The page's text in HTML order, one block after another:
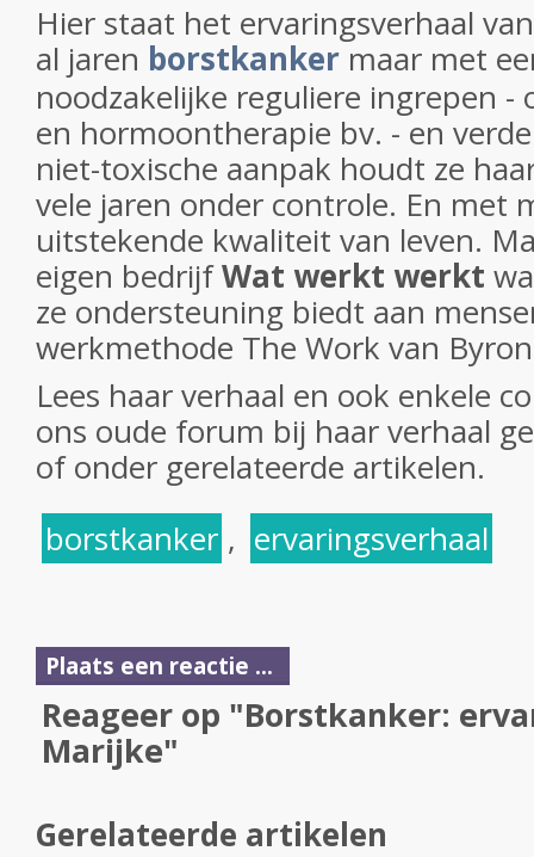
Hier staat het ervaringsverhaal
al jaren borstkanker maar met
noodzakelijke reguliere ingrepen -
en hormoontherapie bv. - en
niet-toxische aanpak houdt ze
vele jaren onder controle. En met
uitstekende kwaliteit van leven.
eigen bedrijfWat werkt werkt
ze ondersteuning biedt aan
werkmethode The Work van
Lees haar verhaal en ook enkele
ons oude forum bij haar verhaal
of onder gerelateerde artikelen.
borstkanker , ervaringsverhaal
Plaats een reactie ...
Reageer op "Borstkanker:
Marijke"
Gerelateerde artikelen